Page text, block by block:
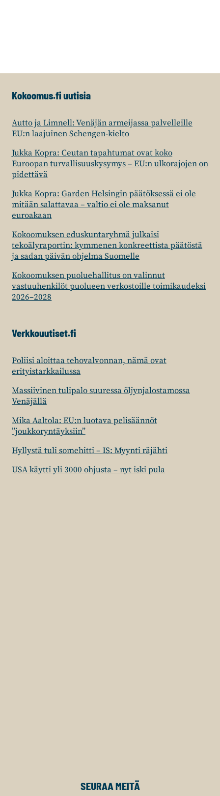
Kokoomus.fi uutisia
Autto ja Limnell: Venäjän armeijassa palvelleille
EU:n laajuinen Schengen-kielto
Jukka Kopra: Ceutan tapahtumat ovat koko
Euroopan turvallisuuskysymys – EU:n ulkorajojen on
pidettävä
Jukka Kopra: Garden Helsingin päätöksessä ei ole
mitään salattavaa – valtio ei ole maksanut
euroakaan
Kokoomuksen eduskuntaryhmä julkaisi
tekoälyraportin: kymmenen konkreettista päätöstä
ja sadan päivän ohjelma Suomelle
Kokoomuksen puoluehallitus on valinnut
vastuuhenkilöt puolueen verkostoille toimikaudeksi
2026–2028
Verkkouutiset.fi
Poliisi aloittaa tehovalvonnan, nämä ovat
erityistarkkailussa
Massiivinen tulipalo suuressa öljynjalostamossa
Venäjällä
Mika Aaltola: EU:n luotava pelisäännöt
”joukkoryntäyksiin”
Hyllystä tuli somehitti – IS: Myynti räjähti
USA käytti yli 3000 ohjusta – nyt iski pula
SEURAA MEITÄ